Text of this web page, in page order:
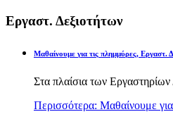
Εργαστ. Δεξιοτήτων
Μαθαίνουμε για τις πλημμύρες, Εργαστ.
Στα πλαίσια των Εργαστηρίων
Περισσότερα: Μαθαίνουμε